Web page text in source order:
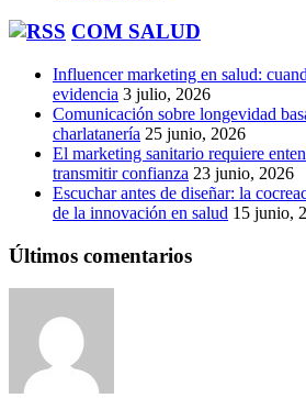
COM SALUD
Influencer marketing en salud:
evidencia 3 julio, 2026
Comunicación sobre longevidad
charlatanería 25 junio, 2026
El marketing sanitario requiere
transmitir confianza 23 junio, 2026
Escuchar antes de diseñar: la
de la innovación en salud 15 junio,
Últimos comentarios